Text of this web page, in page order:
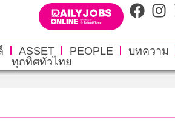
ASSET PEOPLE บทความ
ทุกทิศทั่วไทย